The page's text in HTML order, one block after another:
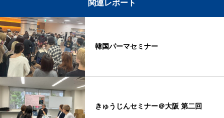
関連レポート
韓国パーマセミナー
きゅうじんセミナー＠大阪 第二回